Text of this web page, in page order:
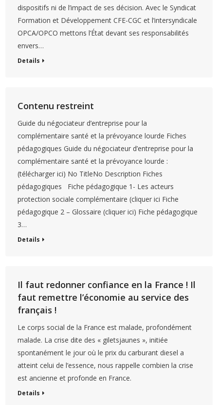
dispositifs ni de l’impact de ses décision. Avec le Syndicat
Formation et Développement CFE-CGC et l’intersyndicale
OPCA/OPCO mettons l’État devant ses responsabilités
envers…
Details
Contenu restreint
Guide du négociateur d’entreprise pour la
complémentaire santé et la prévoyance lourde Fiches
pédagogiques Guide du négociateur d’entreprise pour la
complémentaire santé et la prévoyance lourde :
(télécharger ici) No TitleNo Description Fiches
pédagogiques Fiche pédagogique 1- Les acteurs
protection sociale complémentaire (cliquer ici Fiche
pédagogique 2 – Glossaire (cliquer ici) Fiche pédagogique
3…
Details
Il faut redonner confiance en la France ! Il
faut remettre l’économie au service des
français !
Le corps social de la France est malade, profondément
malade. La crise dite des « giletsjaunes », initiée
spontanément le jour où le prix du carburant diesel a
atteint celui de l’essence, nous rappelle combien la crise
est ancienne et profonde en France.
Details